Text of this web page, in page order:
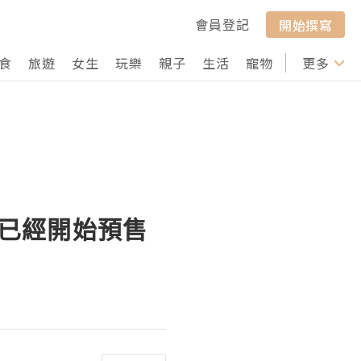
會員登記
開始撰寫
旅遊 女生 玩樂 親子 生活 寵物 行山 打卡
更多
經開始預售